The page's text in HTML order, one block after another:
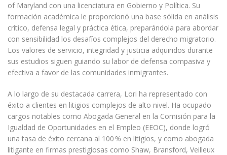
of Maryland con una licenciatura en Gobierno y Política. Su
formación académica le proporcionó una base sólida en análisis
crítico, defensa legal y práctica ética, preparándola para abordar
con sensibilidad los desafíos complejos del derecho migratorio.
Los valores de servicio, integridad y justicia adquiridos durante
sus estudios siguen guiando su labor de defensa compasiva y
efectiva a favor de las comunidades inmigrantes.
A lo largo de su destacada carrera, Lori ha representado con
éxito a clientes en litigios complejos de alto nivel. Ha ocupado
cargos notables como Abogada General en la Comisión para la
Igualdad de Oportunidades en el Empleo (EEOC), donde logró
una tasa de éxito cercana al 100 % en litigios, y como abogada
litigante en firmas prestigiosas como Shaw, Bransford, Veilleux